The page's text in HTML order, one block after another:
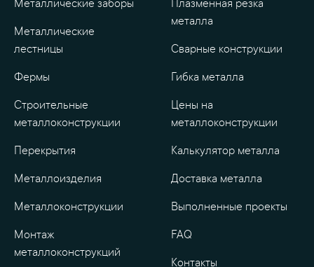
Металлические заборы
Металлические
лестницы
Фермы
Строительные
металлоконструкции
Перекрытия
Металлоизделия
Металлоконструкции
Монтаж
металлоконструкций
Плазменная резка
металла
Сварные конструкции
Гибка металла
Цены на
металлоконструкции
Калькулятор металла
Доставка металла
Выполненные проекты
FAQ
Контакты